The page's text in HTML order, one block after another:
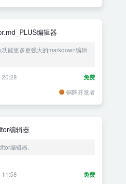
编辑器
功能更多更强大的markdown编辑
免费
20:28
铜牌开发者
编辑器
编辑器.
免费
11:58